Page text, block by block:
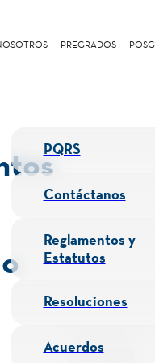
PREGRADOS
PQRS
Contáctanos
Reglamentos y
Estatutos
Resoluciones
Acuerdos